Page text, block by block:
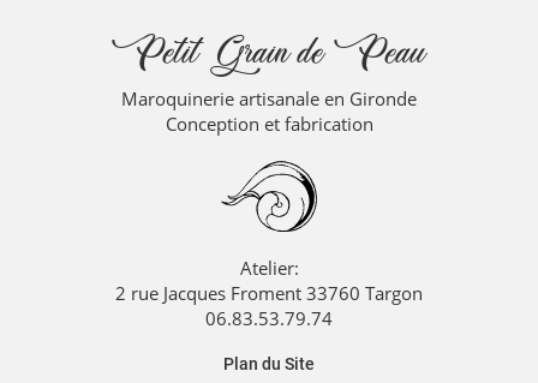
Petit Grain de Peau
Maroquinerie artisanale en Gironde
Conception et fabrication
Atelier:
2 rue Jacques Froment 33760 Targon
06.83.53.79.74
Plan du Site